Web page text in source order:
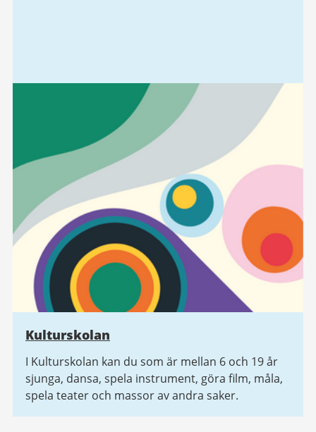
Kulturskolan
I Kulturskolan kan du som är mellan 6 och 19 år
sjunga, dansa, spela instrument, göra film, måla,
spela teater och massor av andra saker.